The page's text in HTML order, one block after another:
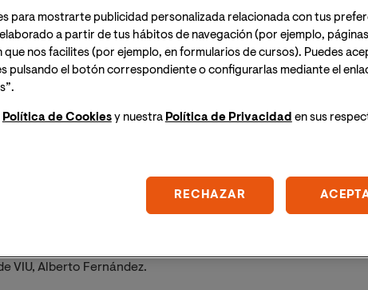
de la Universidad de Cantabria y el
ha otorgado el premio “Educando En
VIU, Alberto Fernández.
Impulso
La IX
premia
nuevos
residuos
para mostrarte publicidad personalizada relacionada con tus
a partir de tus hábitos de navegación (por ejemplo, páginas
nos facilites (por ejemplo, en formularios de cursos). Puedes
pulsando el botón correspondiente o configurarlas mediante el
Política de Cookiesy nuestra Política de Privacidad en sus
RECHAZAR